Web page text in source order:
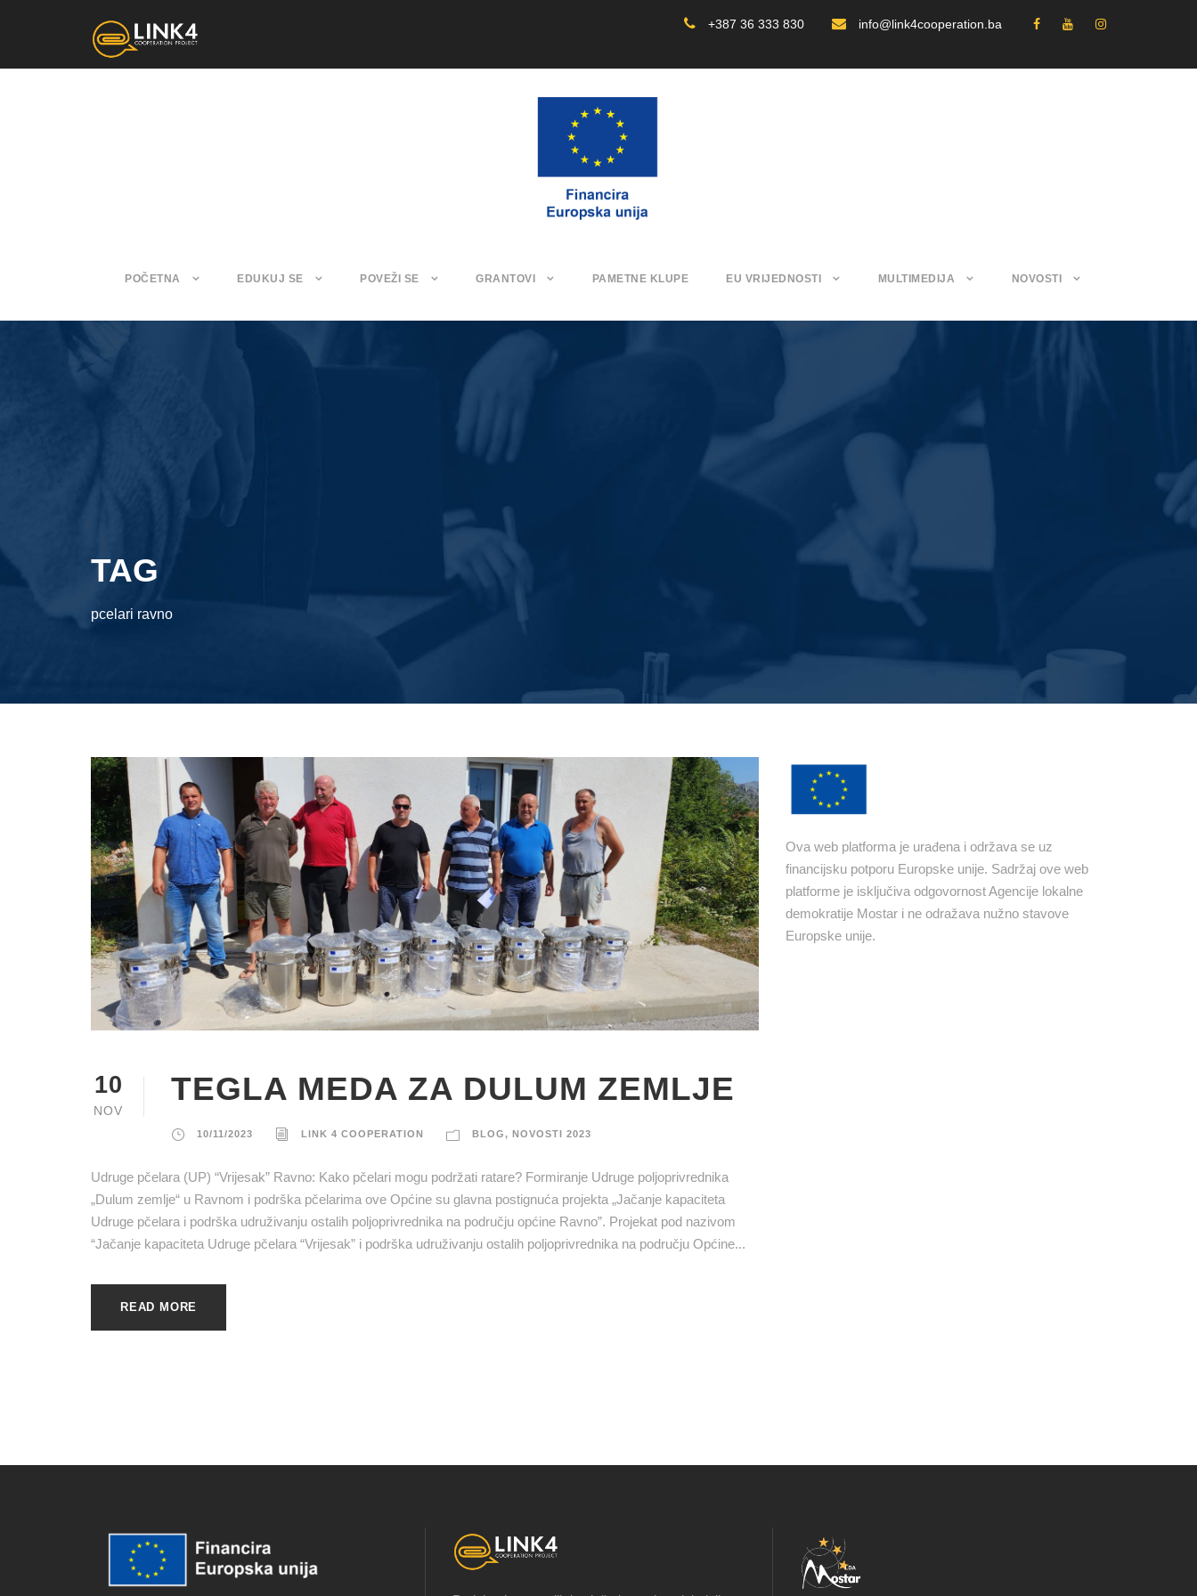
+387 36 333 830 info@link4cooperation.ba
POČETNA EDUKUJ SE POVEŽI SE GRANTOVI PAMETNE KLUPE EU VRIJEDNOSTI MULTIMEDIJA NOVOSTI
TAG
pcelari ravno
10
NOV
TEGLA MEDA ZA DULUM ZEMLJE
10/11/2023 LINK 4 COOPERATION BLOG, NOVOSTI 2023
Udruge pčelara (UP) “Vrijesak” Ravno: Kako pčelari mogu podržati ratare? Formiranje Udruge poljoprivrednika
„Dulum zemlje“ u Ravnom i podrška pčelarima ove Općine su glavna postignuća projekta „Jačanje kapaciteta
Udruge pčelara i podrška udruživanju ostalih poljoprivrednika na području općine Ravno”. Projekat pod nazivom
“Jačanje kapaciteta Udruge pčelara “Vrijesak” i podrška udruživanju ostalih poljoprivrednika na području Općine...
READ MORE
Ova web platforma je urađena i održava se uz
financijsku potporu Europske unije. Sadržaj ove web
platforme je isključiva odgovornost Agencije lokalne
demokratije Mostar i ne odražava nužno stavove
Europske unije.